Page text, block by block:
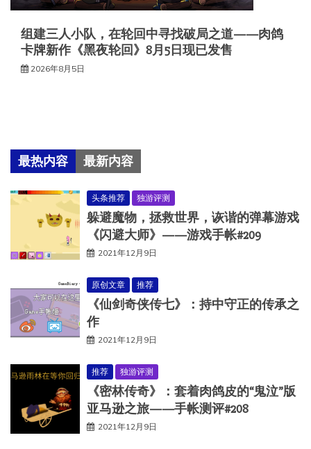
组建三人小队，在轮回中寻找破局之道——肉鸽
卡牌新作《黑夜轮回》8月5日现已发售
2026年8月5日
最热内容 最新内容
头条推荐 独游评测
躲避魔物，拯救世界，诙谐的弹幕游戏
《闪避大师》——游戏手帐#209
2021年12月9日
原创文章 推荐
《仙剑奇侠传七》：持中守正的传承之
作
2021年12月9日
推荐 独游评测
《密林传奇》：套着肉鸽皮的“鬼泣”版
亚马逊之旅——手帐测评#208
2021年12月9日